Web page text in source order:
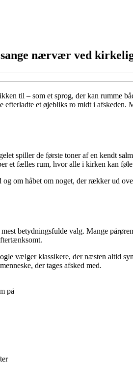
nærvær ved
til – som et sprog, der kan rumme
efterladte et øjebliks ro midt i
spiller de første toner af en kendt
et fælles rum, hvor alle i kirken kan
om håbet om noget, der rækker ud
betydningsfulde valg. Mange
vælger klassikere, der næsten altid
der tages afsked med.
på